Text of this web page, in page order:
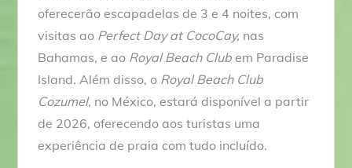
oferecerão escapadelas de 3 e 4 noites, com
visitas ao Perfect Day at CocoCay, nas
Bahamas, e ao Royal Beach Club em Paradise
Island. Além disso, o Royal Beach Club
Cozumel, no México, estará disponível a partir
de 2026, oferecendo aos turistas uma
experiência de praia com tudo incluído.